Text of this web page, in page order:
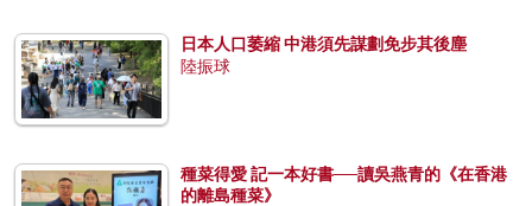
日本人口萎縮 中港須先謀劃免步其後塵
陸振球
種菜得愛 記一本好書──讀吳燕青的《在香港
的離島種菜》